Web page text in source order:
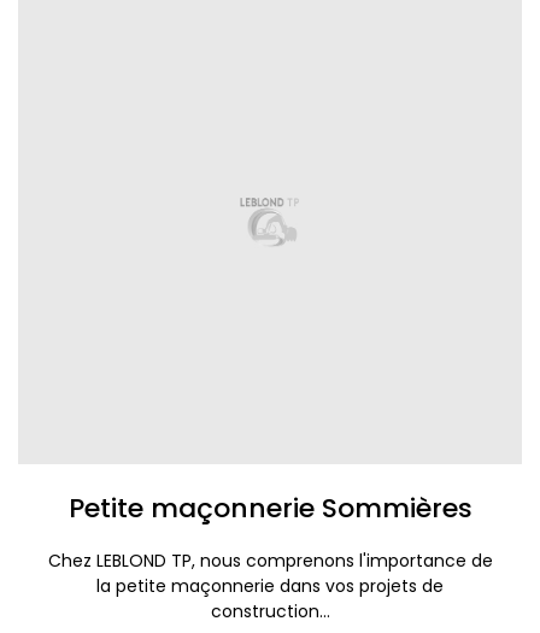
Petite maçonnerie Sommières
Chez LEBLOND TP, nous comprenons l'importance de
la petite maçonnerie dans vos projets de
construction...